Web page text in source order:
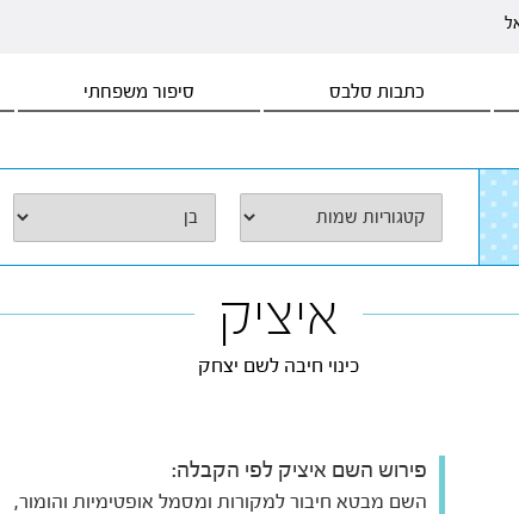
כתבות סלבס סיפור משפחתי
איציק
כינוי חיבה לשם יצחק
פירוש השם איציק לפי הקבלה:
השם מבטא חיבור למקורות ומסמל אופטימיות והומור,